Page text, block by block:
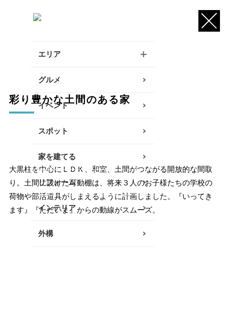
エリア
逗子・葉山・三浦エリア
鎌倉・大船エリア
平塚エリア
大磯・二宮エリア
小田原エリア
南足柄・開成・山北エリア
グルメ
イベント
スポット
家を建てる
リフォーム
インテリア
外構
彩り豊かな土間のある家
大黒柱を中心にＬＤＫ、和室、土間がつながる開放的な間取
り。土間に設けた可動棚は、将来３人のお子様たちの学校の
荷物や部活道具がしまえるように計画しました。『いってき
ます』『ただいま』からの動線がスムーズ。